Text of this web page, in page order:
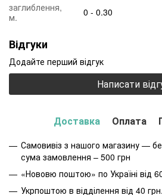
заглиблення,
м.
0 - 0.30
Відгуки
Додайте перший відгук
Написати
Доставка Оплата
Самовивіз з нашого магазину —
сума замовлення – 500 грн
«Нововю поштою» по Україні від
Укрпоштою в відділення від 40